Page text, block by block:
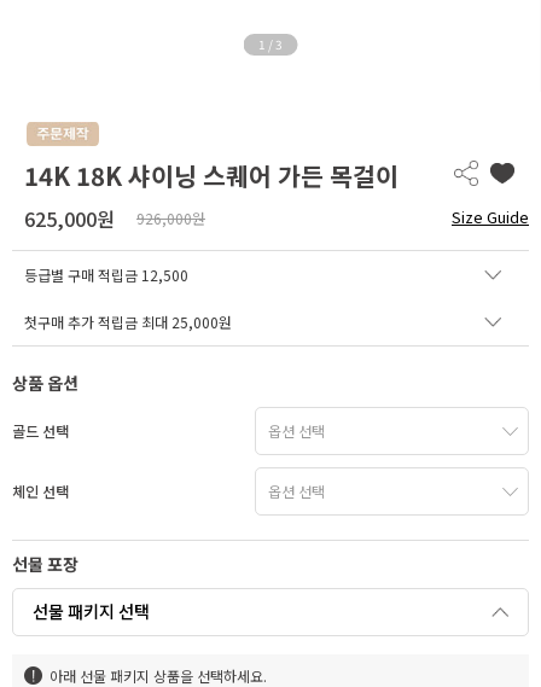
1 / 3
14K 18K 샤이닝 스퀘어 가든 목걸이
625,000원 926,000원 Size Guide
등급별 구매 적립금 12,500
첫구매 추가 적립금 최대 25,000원
상품 옵션
골드 선택
체인 선택
선물 포장
선물 패키지 선택
아래 선물 패키지 상품을 선택하세요.